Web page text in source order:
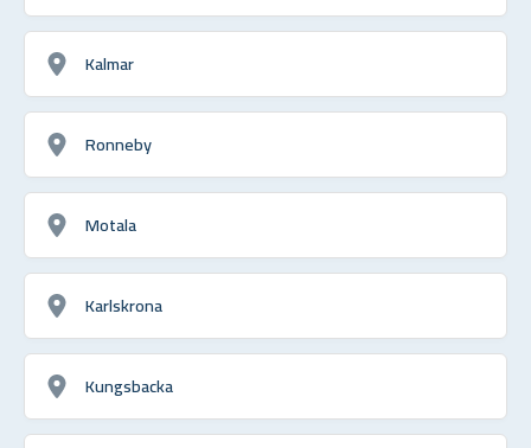
Kalmar
Ronneby
Motala
Karlskrona
Kungsbacka